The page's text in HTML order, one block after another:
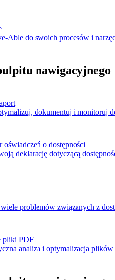
Able do swoich procesów i
nawigacyjnego
dokumentuj i monitoruj
oświadczeń o dostępności
deklarację dotyczącą
problemów związanych z
pliki PDF
analiza i optymalizacja plików